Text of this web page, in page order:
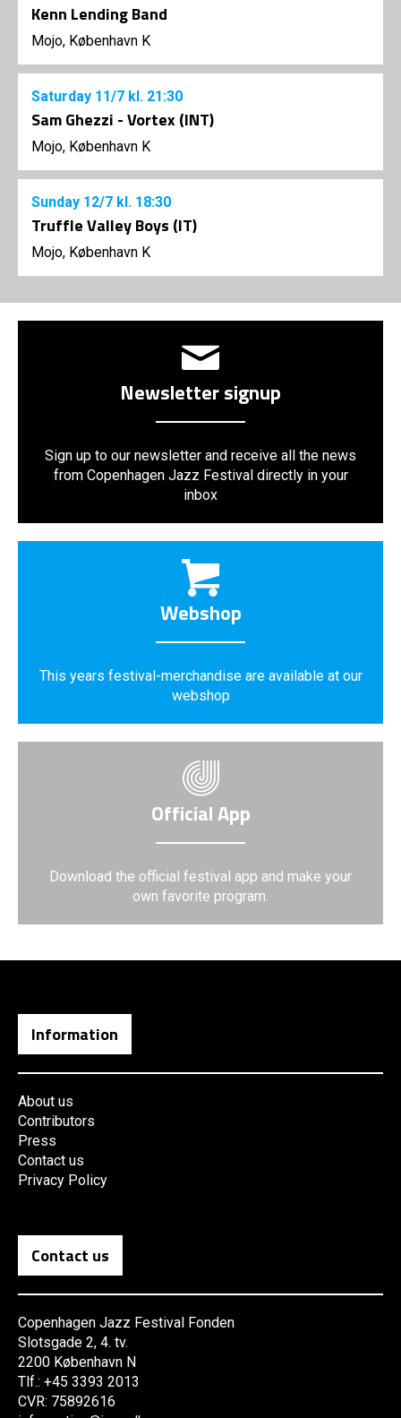
Kenn Lending Band
Mojo, København K
Saturday 11/7 kl. 21:30
Sam Ghezzi - Vortex (INT)
Mojo, København K
Sunday 12/7 kl. 18:30
Truffle Valley Boys (IT)
Mojo, København K
Newsletter signup
Sign up to our newsletter and receive all the news
from Copenhagen Jazz Festival directly in your
inbox
Webshop
This years festival-merchandise are available at our
webshop
Official App
Download the official festival app and make your
own favorite program.
Information
About us
Contributors
Press
Contact us
Privacy Policy
Contact us
Copenhagen Jazz Festival Fonden
Slotsgade 2, 4. tv.
2200 København N
Tlf.: +45 3393 2013
CVR: 75892616